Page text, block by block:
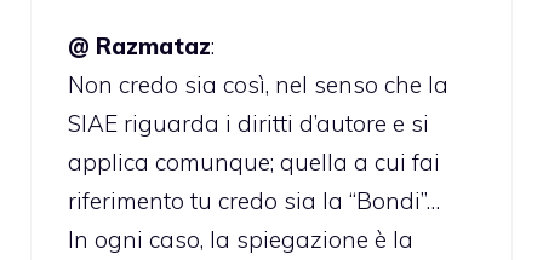
@ Razmataz:
Non credo sia così, nel senso che la
SIAE riguarda i diritti d’autore e si
applica comunque; quella a cui fai
riferimento tu credo sia la “Bondi”…
In ogni caso, la spiegazione è la